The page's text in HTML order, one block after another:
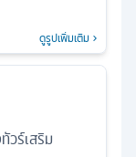
ดูรูปเพิ่มเติม
วร์เสริม